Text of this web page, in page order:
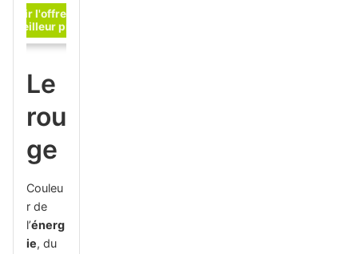
Le
rou
ge
Couleu
r de
l’énerg
ie, du